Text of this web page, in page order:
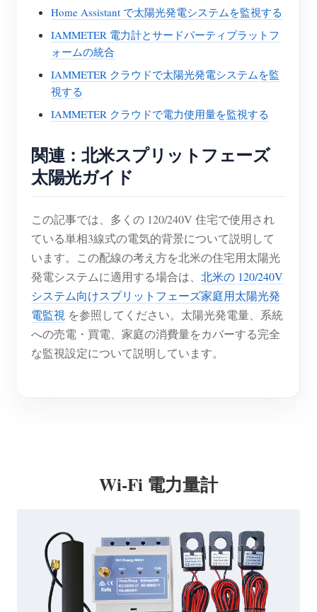
Home Assistant で太陽光発電システムを監視する
IAMMETER 電力計とサードパーティプラットフ
ォームの統合
IAMMETER クラウドで太陽光発電システムを監
視する
IAMMETER クラウドで電力使用量を監視する
関連：北米スプリットフェーズ
太陽光ガイド
この記事では、多くの 120/240V 住宅で使用され
ている単相3線式の電気的背景について説明して
います。この配線の考え方を北米の住宅用太陽光
発電システムに適用する場合は、 北米の 120/240V
システム向けスプリットフェーズ家庭用太陽光発
電監視 を参照してください。太陽光発電量、系統
への売電・買電、家庭の消費量をカバーする完全
な監視設定について説明しています。
Wi-Fi 電力量計